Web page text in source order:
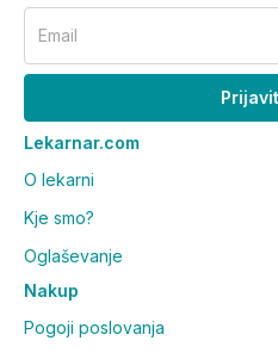
Email
Lekarnar.com
O lekarni
Kje smo?
Oglaševanje
Nakup
Pogoji poslovanja